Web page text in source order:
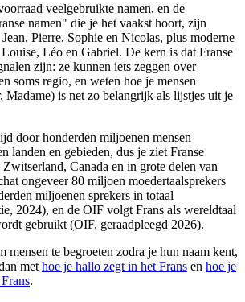
veelgebruikte namen, en de
namen" die je het vaakst hoort, zijn
Pierre, Sophie en Nicolas, plus moderne
Léo en Gabriel. De kern is dat Franse
zijn: ze kunnen iets zeggen over
soms regio, en weten hoe je mensen
Madame) is net zo belangrijk als lijstjes uit je
door honderden miljoenen mensen
landen en gebieden, dus je ziet Franse
Canada en in grote delen van
ongeveer 80 miljoen moedertaalsprekers
miljoenen sprekers in totaal
2024), en de OIF volgt Frans als wereldtaal
gebruikt (OIF, geraadpleegd 2026).
mensen te begroeten zodra je hun naam kent,
met hoe je hallo zegt in het Frans en hoe je
.